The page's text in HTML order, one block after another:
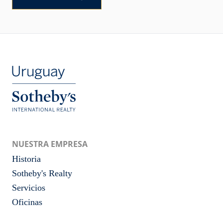
NUESTRA EMPRESA
Historia
Sotheby's Realty
Servicios
Oficinas